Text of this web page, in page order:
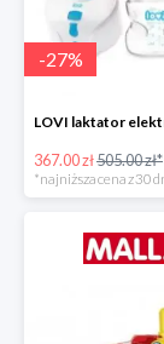
-27%
367.00 zł505.00 zł*